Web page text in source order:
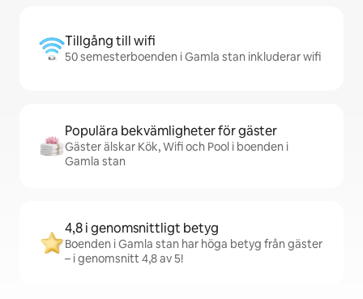
Tillgång till wifi
50 semesterboenden i Gamla stan inkluderar wifi
Populära bekvämligheter för gäster
Gäster älskar Kök, Wifi och Pool i boenden i
Gamla stan
4,8 i genomsnittligt betyg
Boenden i Gamla stan har höga betyg från gäster
– i genomsnitt 4,8 av 5!